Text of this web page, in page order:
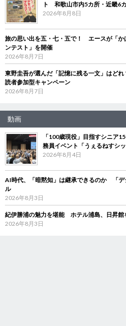
ト 和歌山市内5カ所・近畿6
2026年8月8日
旅の思い出を五・七・五で！ エースが「か
ンテスト」を開催
2026年8月7日
東野圭吾が選んだ「記憶に残る一文」はど
読者参加型キャンペーン
2026年8月7日
動画
「100歳現役」目指すシニア
務員イベント「うぇるねすシッ
2026年8月4日
AI時代、「暗黙知」は継承できるのか 「デ
ル
2026年8月3日
紀伊勝浦の魅力を堪能 ホテル浦島、日昇館
2026年8月3日